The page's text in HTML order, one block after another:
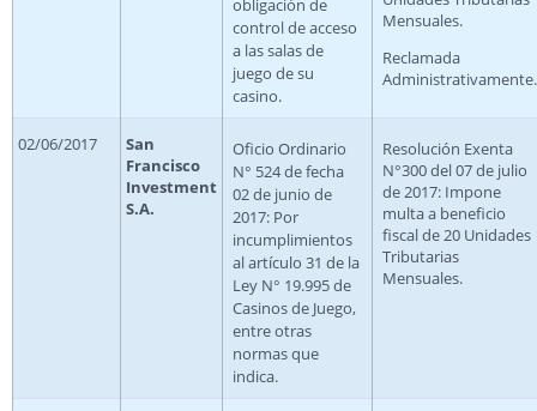
obligación de
control de acceso
a las salas de
juego de su
casino.
Mensuales.
Reclamada
Administrativamente.
02/06/2017
San
Francisco
Investment
S.A.
Oficio Ordinario
N° 524 de fecha
02 de junio de
2017: Por
incumplimientos
al artículo 31 de la
Ley N° 19.995 de
Casinos de Juego,
entre otras
normas que
indica.
Resolución Exenta
N°300 del 07 de julio
de 2017: Impone
multa a beneficio
fiscal de 20 Unidades
Tributarias
Mensuales.